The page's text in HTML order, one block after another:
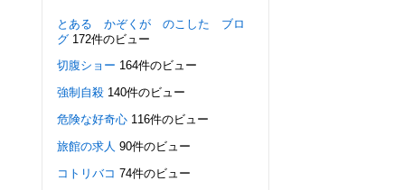
とある かぞくが のこした ブロ
グ 172件のビュー
切腹ショー 164件のビュー
強制自殺 140件のビュー
危険な好奇心 116件のビュー
旅館の求人 90件のビュー
コトリバコ 74件のビュー